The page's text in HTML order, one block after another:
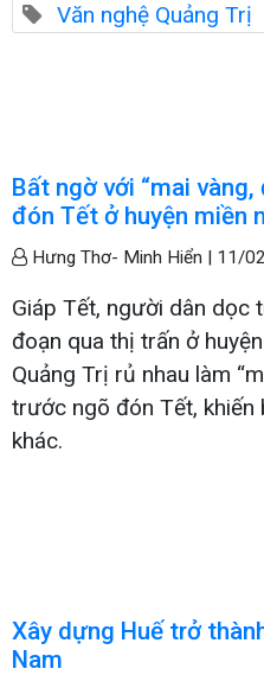
Văn nghệ Quảng Trị
Bất ngờ với “mai
đón Tết ở huyện miền
Hưng Thơ- Minh Hiển | 11/
Giáp Tết, người dân dọc
đoạn qua thị trấn ở
Quảng Trị rủ nhau làm
trước ngõ đón Tết,
khác.
Xây dựng Huế trở
Nam